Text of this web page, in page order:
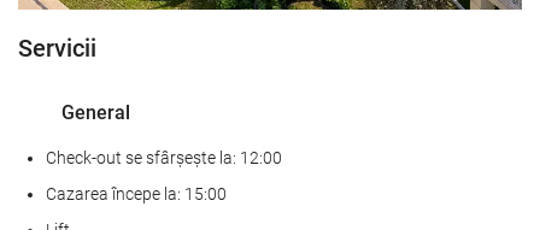
Servicii
General
Check-out se sfârșește la: 12:00
Cazarea începe la: 15:00